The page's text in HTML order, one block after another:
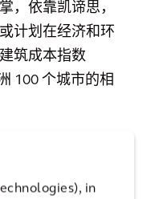
in
，依靠凯谛思，
计划在经济和环
筑成本指数
100 个城市的相